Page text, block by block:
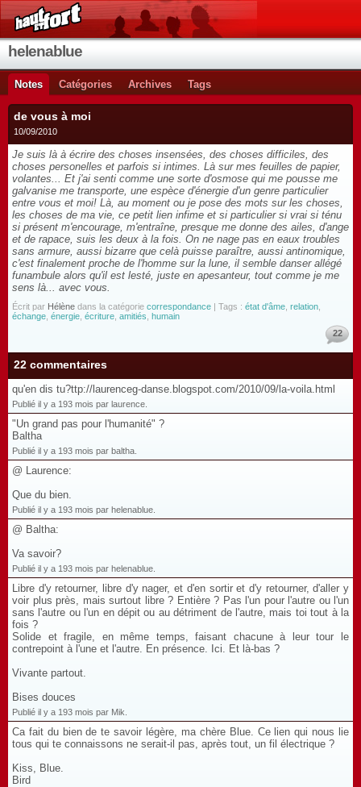
helenablue
Notes Catégories Archives Tags
de vous à moi
10/09/2010
Je suis là à écrire des choses insensées, des choses difficiles, des
choses personelles et parfois si intimes. Là sur mes feuilles de papier,
volantes... Et j'ai senti comme une sorte d'osmose qui me pousse me
galvanise me transporte, une espèce d'énergie d'un genre particulier
entre vous et moi! Là, au moment ou je pose des mots sur les choses,
les choses de ma vie, ce petit lien infime et si particulier si vrai si ténu
si présent m'encourage, m'entraîne, presque me donne des ailes, d'ange
et de rapace, suis les deux à la fois. On ne nage pas en eaux troubles
sans armure, aussi bizarre que celà puisse paraître, aussi antinomique,
c'est finalement proche de l'homme sur la lune, il semble danser allégé
funambule alors qu'il est lesté, juste en apesanteur, tout comme je me
sens là... avec vous.
Écrit par Hélène dans la catégorie correspondance | Tags : état d'âme relation
échange énergie écriture amitiés humain
22
22 commentaires
qu'en dis tu?ttp://laurenceg-danse.blogspot.com/2010/09/la-voila.html
Publié il y a 193 mois par laurence.
"Un grand pas pour l'humanité" ?
Baltha
Publié il y a 193 mois par baltha.
@ Laurence:
Que du bien.
Publié il y a 193 mois par helenablue.
@ Baltha:
Va savoir?
Publié il y a 193 mois par helenablue.
Libre d'y retourner, libre d'y nager, et d'en sortir et d'y retourner, d'aller y
voir plus près, mais surtout libre ? Entière ? Pas l'un pour l'autre ou l'un
sans l'autre ou l'un en dépit ou au détriment de l'autre, mais toi tout à la
fois ?
Solide et fragile, en même temps, faisant chacune à leur tour le
contrepoint à l'une et l'autre. En présence. Ici. Et là-bas ?
Vivante partout.
Bises douces
Publié il y a 193 mois par Mik.
Ca fait du bien de te savoir légère, ma chère Blue. Ce lien qui nous lie
tous qui te connaissons ne serait-il pas, après tout, un fil électrique ?
Kiss, Blue.
Bird